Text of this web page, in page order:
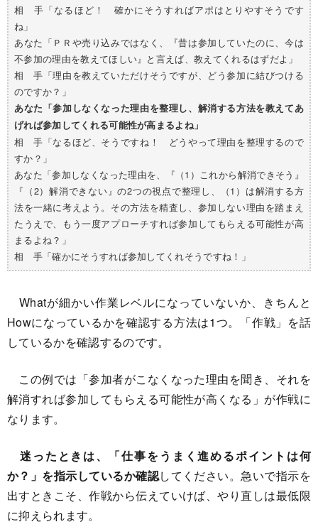
相 手「なるほど！ 確かにそうすればアポはとりやすそうです
ね」
あなた「ＰＲや売り込みではなく、『昔は参加していたのに、今は
不参加の理由を教えてほしい』と言えば、教えてくれるはずだよ」
相 手「理由を教えていただけそうですが、どう参加に結びつける
のですか？」
あなた「参加しなくなった理由を整理し、解消する方法を教えてあ
げれば参加してくれる可能性が高まるよね」
相 手「なるほど、そうですね！ どうやって理由を整理するので
すか？」
あなた「参加しなくなった理由を、『（1）これから解消できそう』
『（2）解消できない』の2つの視点で整理し、（1）は解消する方
法を一緒に考えよう。その方法を精査し、参加しない理由を踏まえ
たうえで、もう一度アプローチすれば参加してもらえる可能性が高
まるよね？」
相 手「確かにそうすれば参加してくれそうですね！」
Whatが細かい作業レベルになっていないか、きちんと
Howになっているかを確認する方法は1つ。「作戦」を話
しているかを確認するのです。
この例では「参加者がこなくなった理由を聞き、それを
解消すれば参加してもらえる可能性が高くなる」が作戦に
なります。
迷ったときは、「仕事をうまく進めるポイントは何
か？」を指示しているか確認してください。急いで指示を
出すときこそ、作戦から伝えていけば、やり直しは最低限
に抑えられます。